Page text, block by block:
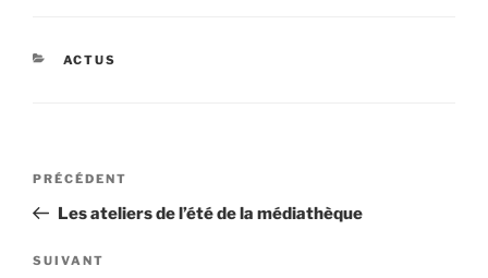
CATÉGORIES
ACTUS
Navigation
l’article
Article
précédent
PRÉCÉDENT
Les ateliers de l’été de la médiathèque
Article
SUIVANT